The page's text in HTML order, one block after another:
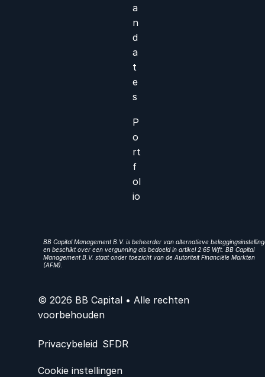
a
n
d
a
t
e
s
P
o
rt
f
ol
io
BB Capital Management B.V. is beheerder van alternatieve
en beschikt over een vergunning als bedoeld in artikel 2:65 Wft. BB Capital
Management B.V. staat onder toezicht van de Autoriteit Financiële Markten
(AFM).
© 2026 BB Capital • Alle rechten
voorbehouden
Privacybeleid SFDR
Cookie instellingen